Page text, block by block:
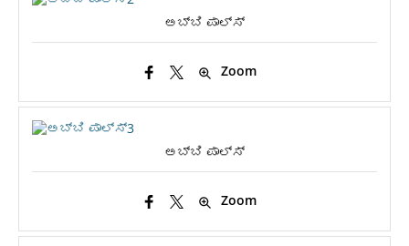
ಅಬ್ಬಿ ಪಾಲ್ಸ್
Zoom
ಅಬ್ಬಿ ಪಾಲ್ಸ್
Zoom